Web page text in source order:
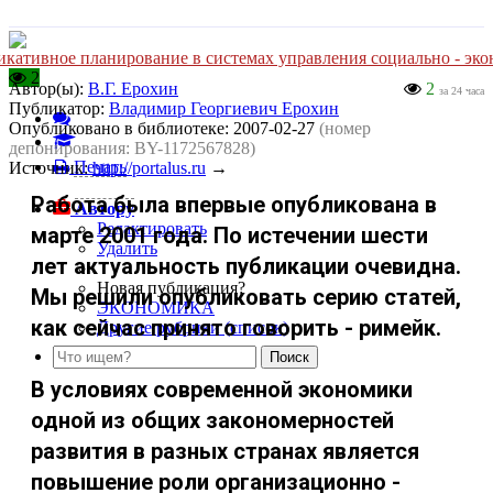
планирование в системах управления социально -
2
Печать
Автору
Редактировать
Удалить
Новая публикация?
ЭКОНОМИКА
Другие рубрики (список)
2 за 24 часа
Автор(ы): В.Г. Ерохин
Публикатор: Владимир Георгиевич Ерохин
Опубликовано в библиотеке: 2007-02-27 (номер
депонирования: BY-1172567828)
Источник:http://portalus.ru →
Работа была впервые опубликована в
марте 2001 года. По истечении шести
лет актуальность публикации очевидна.
Мы решили опубликовать серию статей,
как сейчас принято говорить - римейк.
В условиях современной экономики
одной из общих закономерностей
развития в разных странах является
повышение роли организационно -